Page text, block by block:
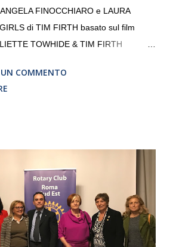
FINOCCHIARO e LAURA
di TIM FIRTH basato sul film
TOWHIDE & TIM FIRTH
COMMENTO